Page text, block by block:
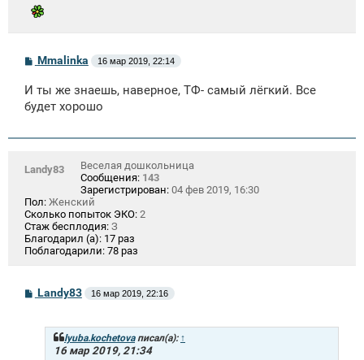
С
б
щ
е
и
Mmalinka 16 мар 2019, 22:14
И ты же знаешь, наверное, ТФ- самый лёгкий. Все
будет хорошо
Landy83
Веселая дошкольница
Сообщения: 143
Зарегистрирован: 04 фев 2019, 16:30
Пол: Женский
Сколько попыток ЭКО: 2
Стаж бесплодия: З
Благодарил (а): 17 раз
Поблагодарили: 78 раз
СLandy83 16 мар 2019, 22:16
lyuba.kochetovaписал(а): ↑
16 мар 2019, 21:34